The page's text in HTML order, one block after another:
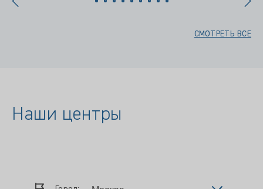
СМОТРЕТЬ ВСЕ
Наши центры